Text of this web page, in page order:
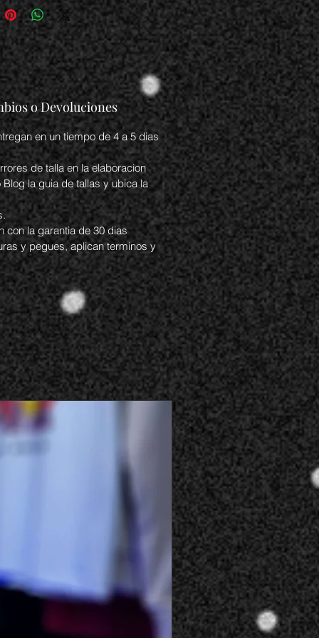
de amarre de cordones
de cuero
textil
caucho
#campus #streetwear
#ropabucaramanga
o Devoluciones
en un tiempo de 4 a 5 dias
de talla en la elaboracion
la guia de tallas y ubica la
con la garantia de 30 dias
y pegues, aplican terminos y